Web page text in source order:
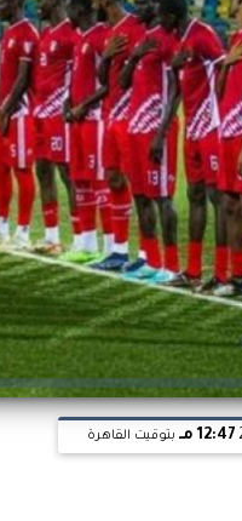
12:47 مـ بتوقيت القاهرة